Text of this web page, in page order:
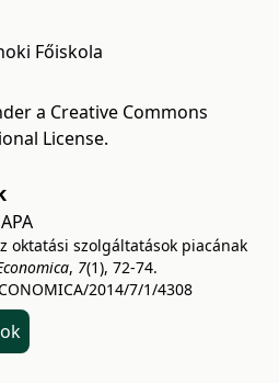
Főiskola
a Creative Commons
License.
APA
oktatási szolgáltatások piacának
, 7(1), 72-74.
2014/7/1/4308